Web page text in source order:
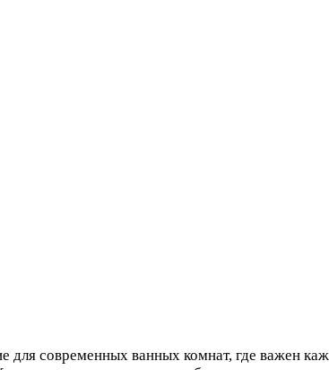
для современных ванных комнат, где важен